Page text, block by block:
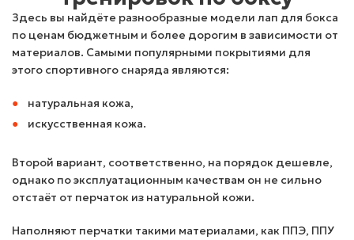
Здесь вы найдёте разнообразные модели лап для бокса
по ценам бюджетным и более дорогим в зависимости от
материалов. Самыми популярными покрытиями для
этого спортивного снаряда являются:
натуральная кожа,
искусственная кожа.
Второй вариант, соответственно, на порядок дешевле,
однако по эксплуатационным качествам он не сильно
отстаёт от перчаток из натуральной кожи.
Наполняют перчатки такими материалами, как ППЭ, ППУ